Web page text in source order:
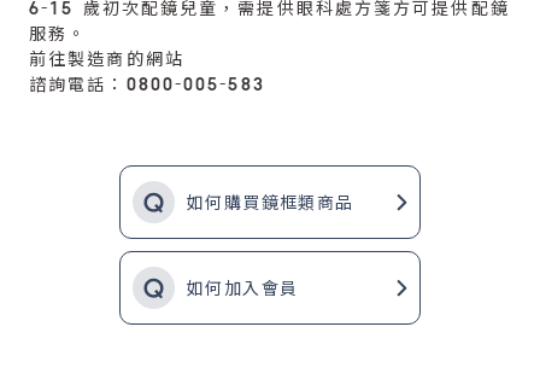
6-15 歲初次配鏡兒童，需提供眼科處方箋方可提供配鏡
服務。
前往製造商的網站
諮詢電話：0800-005-583
如何購買鏡框類商品
如何加入會員